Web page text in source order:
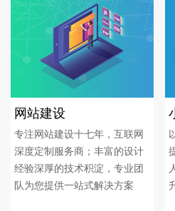
网站建设
专注网站建设十七年，互联网
深度定制服务商；丰富的设计
经验深厚的技术积淀，专业团
队为您提供一站式解决方案